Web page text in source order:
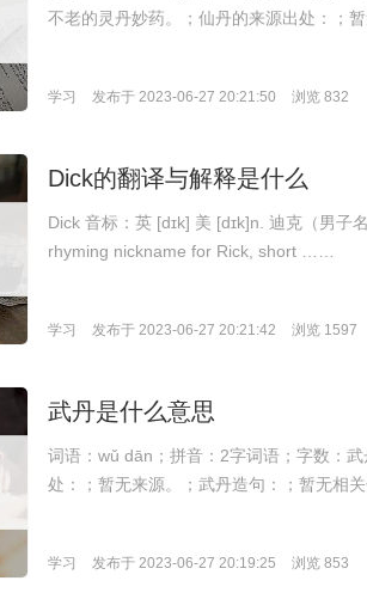
不老的灵丹妙药。；仙丹的来源出处：；
学习 发布于 2023-06-27 20:21:50 浏览 832
Dick的翻译与解释是什么
Dick 音标：英 [dɪk] 美 [dɪk]n. 迪克（男子
rhyming nickname for Rick, short ……
学习 发布于 2023-06-27 20:21:42 浏览 1597
武丹是什么意思
词语：wǔ dān；拼音：2字词语；字数：
处：；暂无来源。；武丹造句：；暂无相
学习 发布于 2023-06-27 20:19:25 浏览 853